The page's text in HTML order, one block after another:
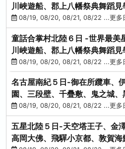
川峽遊船、郡上八幡祭典舞蹈
松葉蟹、金箔冰淇淋
08/19, 08/20, 08/21, 08/22 ...更多
童話合掌村北陸６日 -世界最美
川峽遊船、郡上八幡祭典舞蹈
松葉蟹、金箔冰淇淋
08/19, 08/20, 08/21, 08/22 ...更多
名古屋南紀５日-御在所纜車、
園、三段壁、千疊敷、鬼之城
勢龍蝦溫泉
08/19, 08/20, 08/21, 08/22 ...更多
五星北陸５日-天空塔王子、金
高岡大佛、飛驒小京都、敦賀海